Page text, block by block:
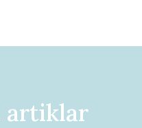
artiklar